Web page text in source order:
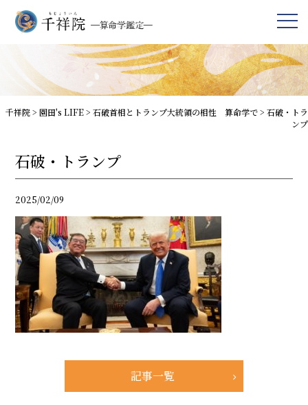
千祥院> 園田's LIFE> 石破首相とトランプ大統領の相性 算命学で> 石破・トラ
ンプ
石破・トランプ
2025/02/09
記事一覧